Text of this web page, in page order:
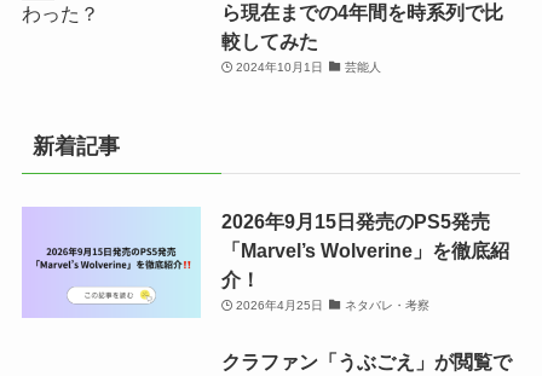
ら現在までの4年間を時系列で比
較してみた
2024年10月1日 芸能人
新着記事
2026年9月15日発売のPS5発売
「Marvel’s Wolverine」を徹底紹
介！
2026年4月25日 ネタバレ・考察
クラファン「うぶごえ」が閲覧で